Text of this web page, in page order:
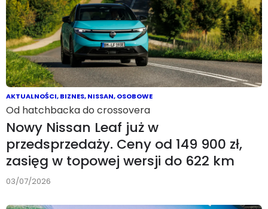
AKTUALNOŚCI,BIZNES,NISSAN,OSOBOWE
Od hatchbacka do crossovera
Nowy Nissan Leaf już w
przedsprzedaży. Ceny od 149 900 zł,
zasięg w topowej wersji do 622 km
03/07/2026